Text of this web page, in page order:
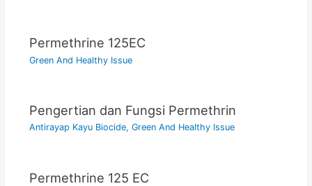
Permethrine 125EC
Green And Healthy Issue
Pengertian dan Fungsi Permethrin
Antirayap Kayu Biocide, Green And Healthy Issue
Permethrine 125 EC